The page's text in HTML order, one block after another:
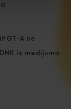
A ne
DNK iz medijuma